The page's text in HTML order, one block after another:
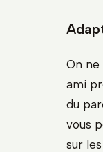
On ne
ami
du
vous
sur